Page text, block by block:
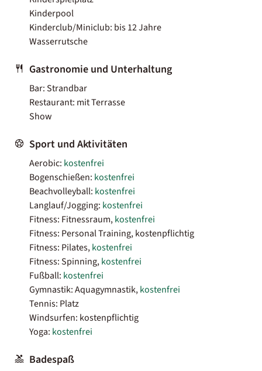
Kinderpool
Kinderclub/Miniclub: bis 12 Jahre
Wasserrutsche
Gastronomie und Unterhaltung
Bar: Strandbar
Restaurant: mit Terrasse
Show
Sport und Aktivitäten
Aerobic: kostenfrei
Bogenschießen: kostenfrei
Beachvolleyball: kostenfrei
Langlauf/Jogging: kostenfrei
Fitness: Fitnessraum,kostenfrei
Fitness: Personal Training, kostenpflichtig
Fitness: Pilates,kostenfrei
Fitness: Spinning,kostenfrei
Fußball: kostenfrei
Gymnastik: Aquagymnastik,kostenfrei
Tennis: Platz
Windsurfen: kostenpflichtig
Yoga: kostenfrei
Badespaß